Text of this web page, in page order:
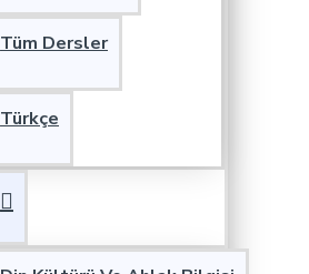
Tüm Dersler
Türkçe